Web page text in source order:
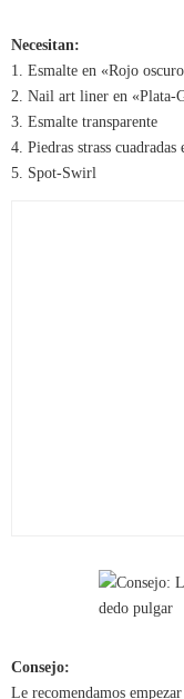
Necesitan:
1. Esmalte en «Rojo
2. Nail art liner en «Plata-
3. Esmalte transparente
4. Piedras strass cuadradas
5. Spot-Swirl
Consejo:
Le recomendamos